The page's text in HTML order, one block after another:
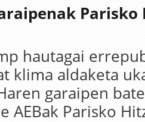
hautagai
klima aldaketa
garaipen
AEBak Parisko